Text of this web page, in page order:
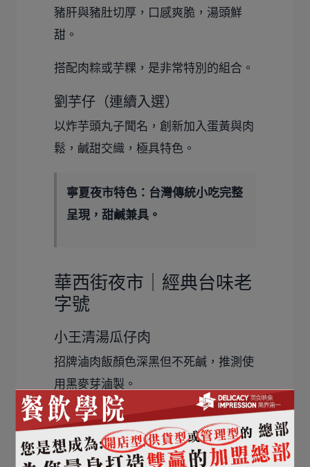
豬肝與豬肚切厚，口感爽脆，湯頭鮮
甜。
搭配肉粽或芋粿，是非常特別的組合。
劉芋仔（連續入選）
以炸芋頭丸子聞名，創新加入蛋黃與肉
鬆，鹹甜交織，極具特色。
寧夏夜市特色：台灣傳統小吃完整
呈現，甜鹹兼具。
華西街夜市｜經典台味老
字號
小王清湯瓜仔肉
招牌滷肉飯顏色深黑但不死鹹，推測使
用黑麥芽滷製。
搭配瓜仔肉湯，形成獨特的台式經典組
合。